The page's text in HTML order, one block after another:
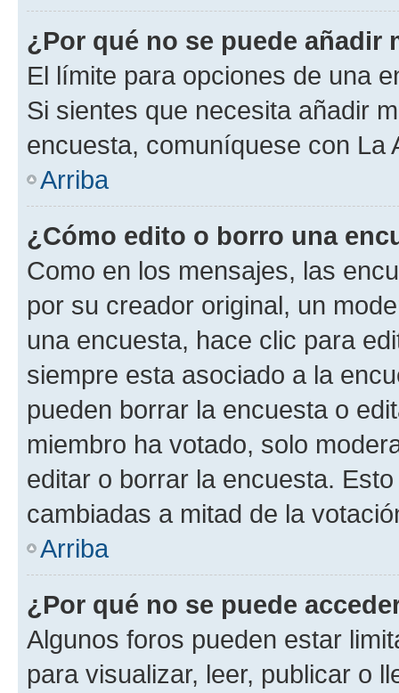
¿Por qué no se puede añadir
El límite para opciones de una
Si sientes que necesita añadir
encuesta, comuníquese con La
Arriba
¿Cómo edito o borro una
Como en los mensajes, las
por su creador original, un
una encuesta, hace clic para
siempre esta asociado a la
pueden borrar la encuesta o
miembro ha votado, solo
editar o borrar la encuesta.
cambiadas a mitad de la
Arriba
¿Por qué no se puede
Algunos foros pueden estar
para visualizar, leer, publicar o